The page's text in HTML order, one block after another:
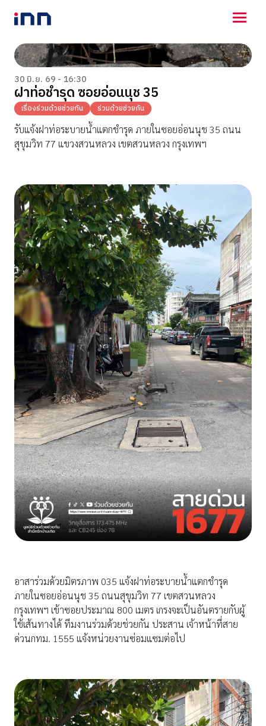
NEWS
ENTERTAINMENT
LIFESTYLE
HOROSCOPE
LOTTERY
VIDEO
ร่วมด้วยช่วยกัน
30 มิ.ย. 69 - 16:30
ฝาท่อชำรุด ซอยอ่อนนุช 35
เรื่องร่วมด้วยช่วยกัน ร่วมด้วยช่วยกัน
รับแจ้งฝาท่อระบายน้ำแตกชำรุด ภายในซอยอ่อนนุช 35 ถนน
สุขุมวิท 77 แขวงสวนหลวง เขตสวนหลวง กรุงเทพฯ
อาสาร่วมด้วยมิตรภาพ 035 แจ้งฝาท่อระบายน้ำแตกชำรุด
ภายในซอยอ่อนนุช 35 ถนนสุขุมวิท 77 เขตสวนหลวง
กรุงเทพฯ เข้าซอยประมาณ 800 เมตร เกรงจะเป็นอันตรายกับผู้
ใช้เส้นทางได้ ทีมงานร่วมด้วยช่วยกัน ประสาน เจ้าหน้าที่สาย
ด่วนกทม. 1555 แจ้งหน่วยงานซ่อมแซมต่อไป